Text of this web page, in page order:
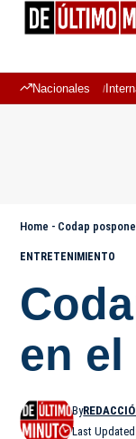
Nacionales
Home - Codap
ENTRETENIMIENTO
en
Last
By